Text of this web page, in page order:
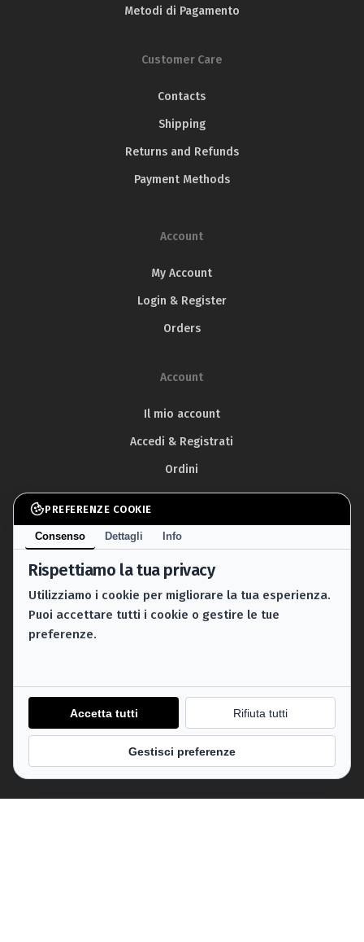
PREFERENZE COOKIE
Consenso Dettagli Info
Rispettiamo la tua privacy
Utilizziamo i cookie per migliorare la tua esperienza.
Puoi accettare tutti i cookie o gestire le tue
preferenze.
Accetta tutti Rifiuta tutti
Gestisci preferenze
Metodi di Pagamento
Customer Care
Contacts
Shipping
Returns and Refunds
Payment Methods
Account
My Account
Login & Register
Orders
Account
Il mio account
Accedi & Registrati
Ordini
Area Legale
Privacy Policy
Cookie Policy
Termini e condizioni
Privacy Policy
Cookie Policy
Terms & Conditions